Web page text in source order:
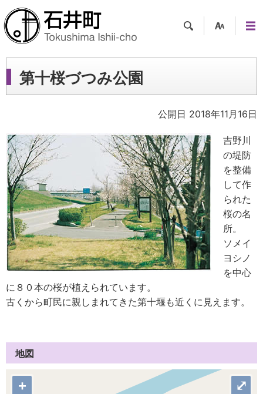
ツー
ュー
第十桜づつみ公園
公開日 2018年11月16日
吉野川
の堤防
を整備
して作
られた
桜の名
所。
ソメイ
ヨシノ
を中心
に８０本の桜が植えられています。
古くから町民に親しまれてきた第十堰も近くに見えます。
地図
+ ⤢